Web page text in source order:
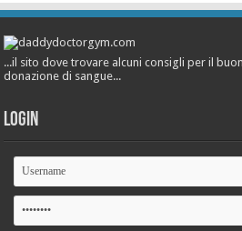
...il sito dove trovare alcuni consigli per il
donazione di sangue...
Login